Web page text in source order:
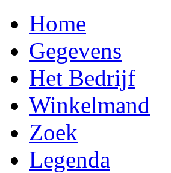
Home
Gegevens
Het Bedrijf
Winkelmand
Zoek
Legenda